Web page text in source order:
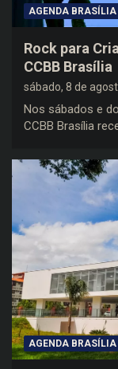
AGENDA BRASÍLIA
Rock para
CCBB Brasília
sábado, 8 de
Nos sábados e
CCBB Brasília
AGENDA BRASÍLIA